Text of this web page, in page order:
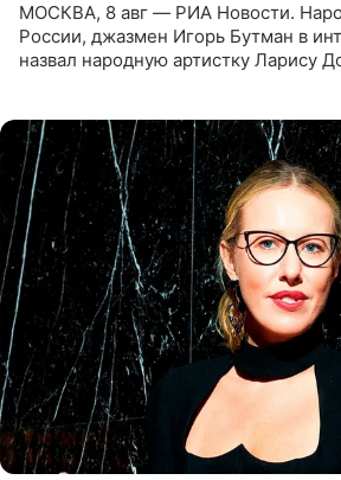
МОСКВА, 8 авг — РИА Новости.
России, джазмен Игорь Бутман в
назвал народную артистку Ларису